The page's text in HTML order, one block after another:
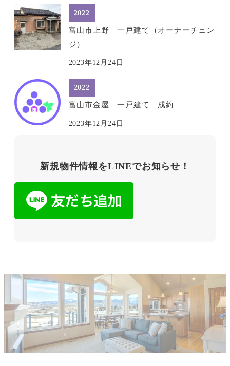
2022
富山市上野 一戸建て（オーナーチェン
ジ）
2023年12月24日
2022
富山市金屋 一戸建て 成約
2023年12月24日
新規物件情報をLINEでお知らせ！